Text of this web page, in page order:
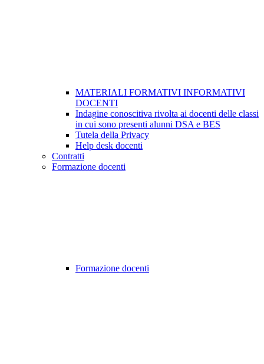
MATERIALI FORMATIVI INFORMATIVI
DOCENTI
Indagine conoscitiva rivolta ai docenti delle classi
in cui sono presenti alunni DSA e BES
Tutela della Privacy
Help desk docenti
Contratti
Formazione docenti
Formazione docenti